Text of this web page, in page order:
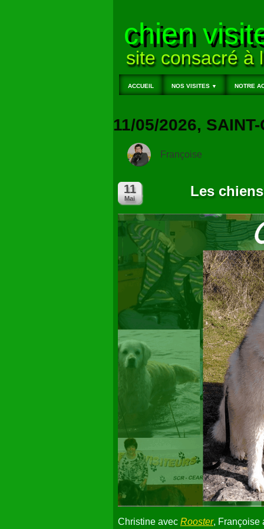
chien
site consacré à
ACCUEIL NOS VISITES ▼ NOTRE
11/05/2026,
Françoise
Les
Christine avec Rooster, Françoise